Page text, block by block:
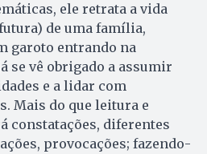
ele retrata a vida
de uma família,
garoto entrando na
se vê obrigado a assumir
e a lidar com
Mais do que leitura e
constatações, diferentes
provocações; fazendo-